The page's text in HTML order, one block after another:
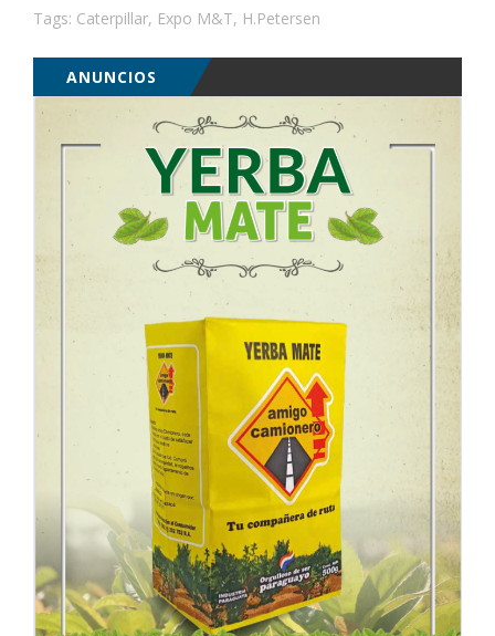
Tags: Caterpillar, Expo M&T, H.Petersen
ANUNCIOS